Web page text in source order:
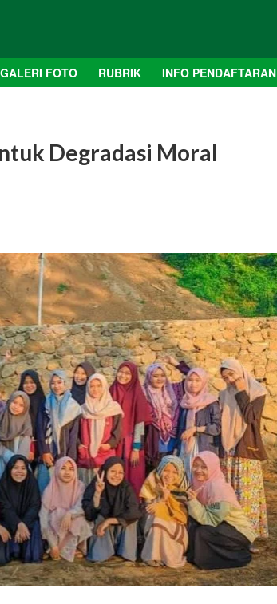
GALERI FOTO RUBRIK INFO PENDAFTARAN
Degradasi Moral